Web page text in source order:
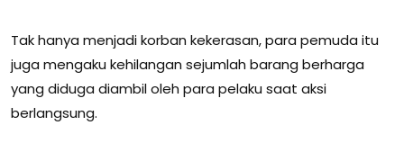
Tak hanya menjadi korban kekerasan, para pemuda itu
juga mengaku kehilangan sejumlah barang berharga
yang diduga diambil oleh para pelaku saat aksi
berlangsung.